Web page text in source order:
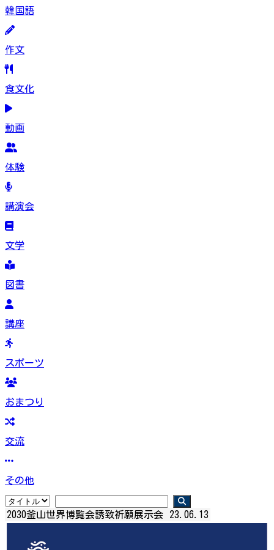
韓国語
作文
食文化
動画
体験
講演会
文学
図書
講座
スポーツ
おまつり
交流
その他
2030釜山世界博覧会誘致祈願展示会 23.06.13